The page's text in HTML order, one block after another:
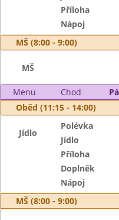
Příloha
Nápoj
MŠ (8:00 - 9:00)
MŠ
Menu Chod
Oběd (11:15 - 14:00)
Jídlo
Polévka
Jídlo
Příloha
Doplněk
Nápoj
MŠ (8:00 - 9:00)